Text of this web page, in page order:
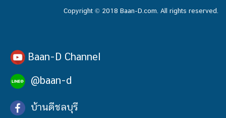
Copyright © 2018 Baan-D.com. All rights reserved.
Baan-D Channel
@baan-d
บ้านดีชลบุรี